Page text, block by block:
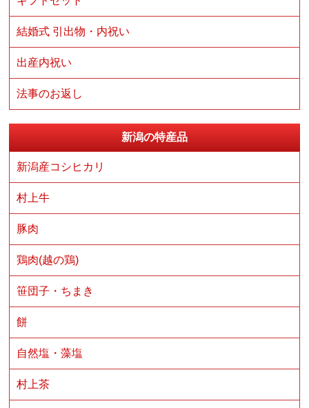
結婚式 引出物・内祝い
出産内祝い
法事のお返し
新潟の特産品
新潟産コシヒカリ
村上牛
豚肉
鶏肉(越の鶏)
笹団子・ちまき
餅
自然塩・藻塩
村上茶